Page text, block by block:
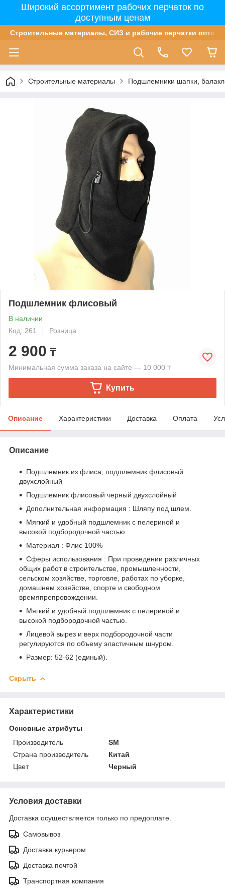
Широкий ассортимент рабочих перчаток по
доступным ценам
Строительные материалы, СИЗ и рабочие перчатки оптом
Строительные материалы Подшлемники шапки,
Подшлемник флисовый
В наличии
Код: 261
Розница
2 900 ₸
Минимальная сумма заказа на сайте — 10 000 ₸
Купить
Описание Характеристики Доставка Оплата
Описание
Подшлемник из флиса, подшлемник флисовый
двухслойный
Подшлемник флисовый черный двухслойный
Дополнительная информация : Шляпу под шлем.
Мягкий и удобный подшлемник с пелериной и
высокой подбородочной частью.
Материал : Флис 100%
Сферы использования : При проведении различных
общих работ в строительстве, промышленности,
сельском хозяйстве, торговле, работах по уборке,
домашнем хозяйстве, спорте и свободном
времяпрепровождении.
Мягкий и удобный подшлемник с пелериной и
высокой подбородочной частью.
Лицевой вырез и верх подбородочной части
регулируются по объему эластичным шнуром.
Размер: 52-62 (единый).
Скрыть
Характеристики
Основные атрибуты
Производитель
SM
Страна производитель
Китай
Цвет
Черный
Условия доставки
Доставка осуществляется только по предоплате.
Самовывоз
Доставка курьером
Доставка почтой
Транспортная компания